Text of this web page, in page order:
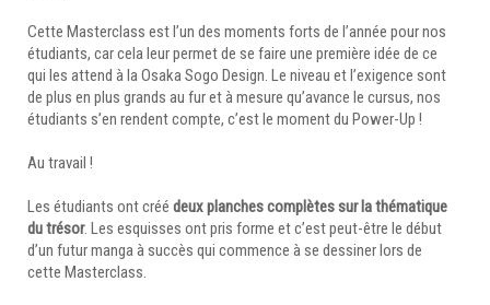
Cette Masterclass est l’un des moments forts de l’année pour nos
étudiants, car cela leur permet de se faire une première idée de ce
qui les attend à la Osaka Sogo Design. Le niveau et l’exigence sont
de plus en plus grands au fur et à mesure qu’avance le cursus, nos
étudiants s’en rendent compte, c’est le moment du Power-Up !
Au travail !
Les étudiants ont créé deux planches complètes sur la thématique
du trésor. Les esquisses ont pris forme et c’est peut-être le début
d’un futur manga à succès qui commence à se dessiner lors de
cette Masterclass.